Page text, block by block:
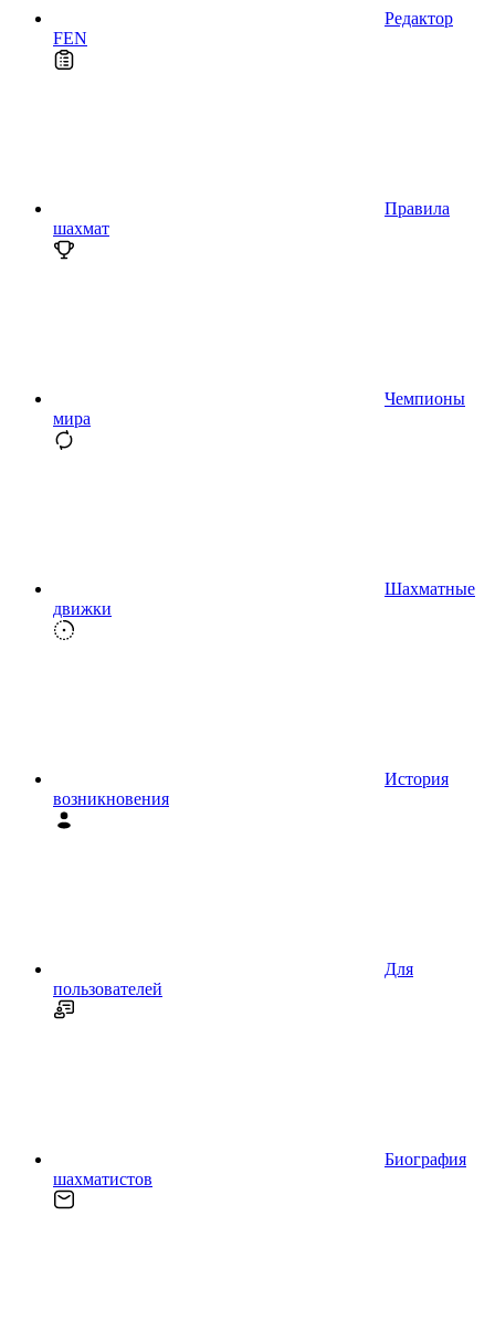
Редактор
FEN
Правила
шахмат
Чемпионы
мира
Шахматные
движки
История
возникновения
Для
пользователей
Биография
шахматистов